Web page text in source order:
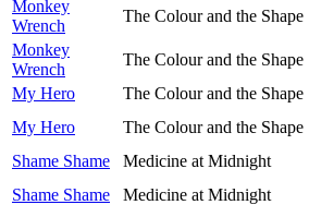
Monkey
Wrench
The Colour and the Shape
Monkey
Wrench
The Colour and the Shape
My Hero
The Colour and the Shape
My Hero
The Colour and the Shape
Shame Shame
Medicine at Midnight
Shame Shame
Medicine at Midnight